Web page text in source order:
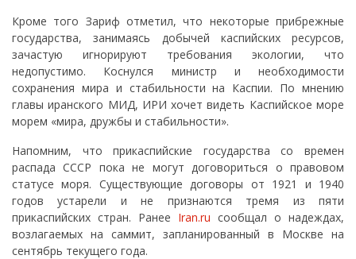
Кроме того Зариф отметил, что некоторые прибрежные
государства, занимаясь добычей каспийских ресурсов,
зачастую игнорируют требования экологии, что
недопустимо. Коснулся министр и необходимости
сохранения мира и стабильности на Каспии. По мнению
главы иранского МИД, ИРИ хочет видеть Каспийское море
морем «мира, дружбы и стабильности».
Напомним, что прикаспийские государства со времен
распада СССР пока не могут договориться о правовом
статусе моря. Существующие договоры от 1921 и 1940
годов устарели и не признаются тремя из пяти
прикаспийских стран. Ранее Iran.ru сообщал о надеждах,
возлагаемых на саммит, запланированный в Москве на
сентябрь текущего года.